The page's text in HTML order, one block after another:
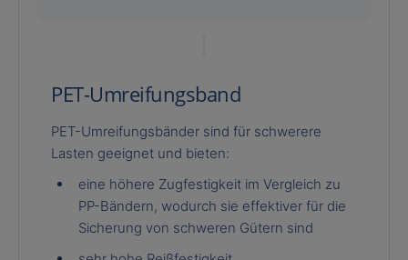
PET-Umreifungsband
PET-Umreifungsbänder sind für schwerere
Lasten geeignet und bieten:
eine höhere Zugfestigkeit im Vergleich zu
PP-Bändern, wodurch sie effektiver für die
Sicherung von schweren Gütern sind